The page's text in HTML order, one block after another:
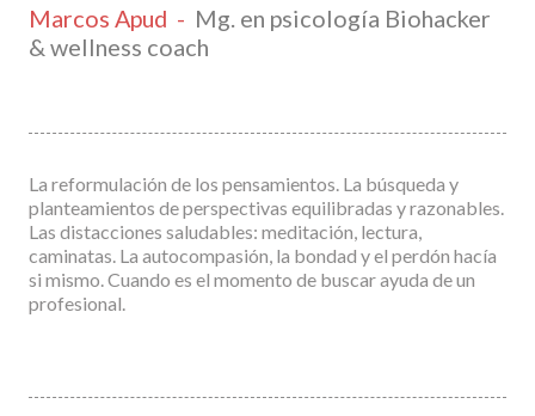
Marcos Apud - Mg. en psicología Biohacker
& wellness coach
La reformulación de los pensamientos. La búsqueda y
planteamientos de perspectivas equilibradas y razonables.
Las distacciones saludables: meditación, lectura,
caminatas. La autocompasión, la bondad y el perdón hacía
si mismo. Cuando es el momento de buscar ayuda de un
profesional.